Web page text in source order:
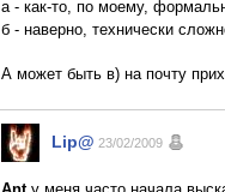
а - как-то, по моему,
б - наверно, технически
А может быть в) на почту
Lip@ 23/02/2009